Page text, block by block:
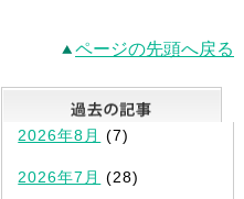
ページの先頭へ戻る
最新記事一覧
2026年8月 (7)
2026年7月 (28)